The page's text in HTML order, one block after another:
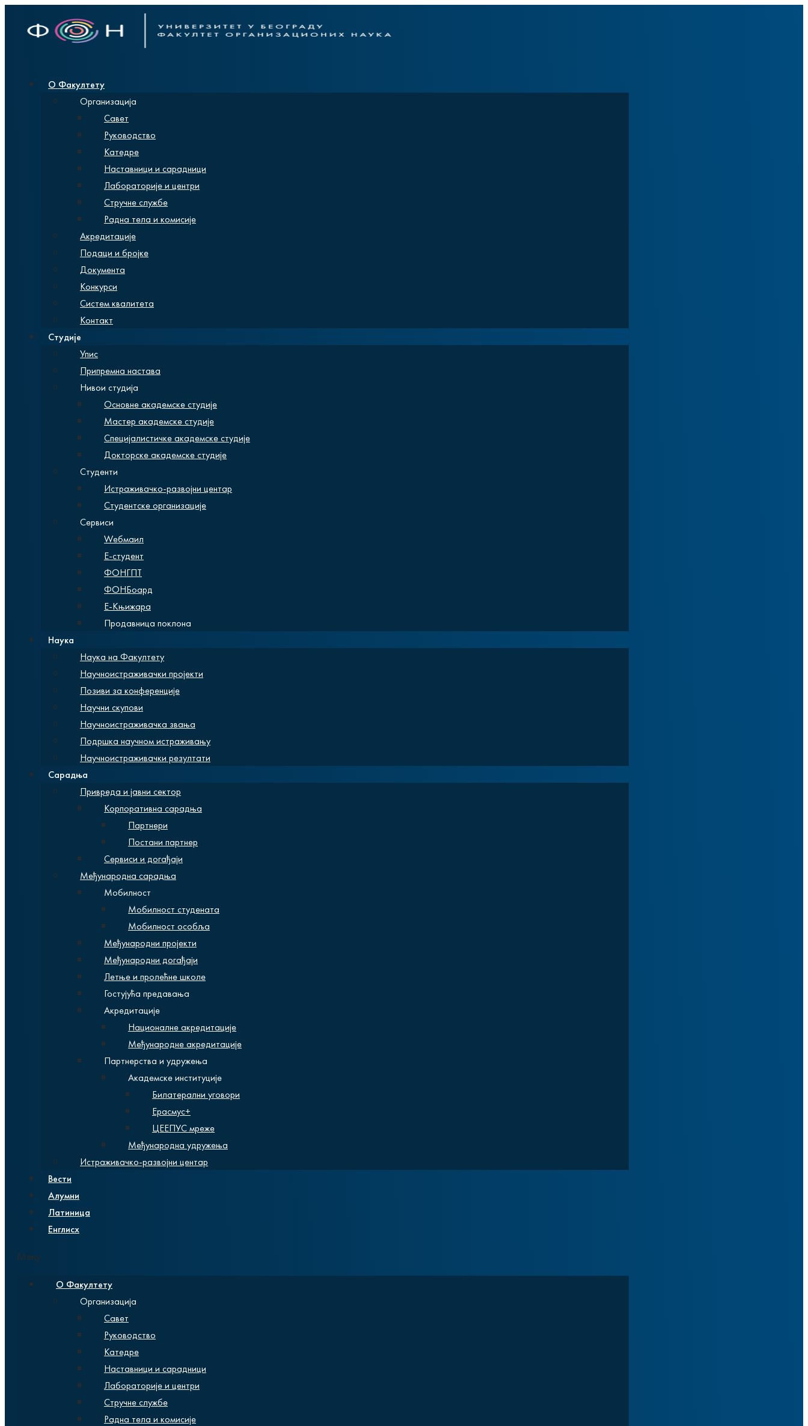
О Факултету
Организација
Савет
Руководство
Катедре
Наставници и сарадници
Лабораторије и центри
Стручне службе
Радна тела и комисије
Акредитације
Подаци и бројке
Документа
Конкурси
Систем квалитета
Контакт
Студије
Упис
Припремна настава
Нивои студија
Основне академске студије
Мастер академске студије
Специјалистичке академске студије
Докторске академске студије
Студенти
Истраживачко-развојни центар
Студентске организације
Сервиси
Wебмаил
Е-студент
ФОНГПТ
ФОНБоард
Е-Књижара
Продавница поклона
Наука
Наука на Факултету
Научноистраживачки пројекти
Позиви за конференције
Научни скупови
Научноистраживачка звања
Подршка научном истраживању
Научноистраживачки резултати
Сарадња
Привреда и јавни сектор
Корпоративна сарадња
Партнери
Постани партнер
Сервиси и догађаји
Међународна сарадња
Мобилност
Мобилност студената
Мобилност особља
Међународни пројекти
Међународни догађаји
Летње и пролећне школе
Гостујућа предавања
Акредитације
Националне акредитације
Међународне акредитације
Партнерства и удружења
Академске институције
Билатерални уговори
Ерасмус+
ЦЕЕПУС мреже
Међународна удружења
Истраживачко-развојни центар
Вести
Алумни
Латиница
Енглисх
Мену
О Факултету
Организација
Савет
Руководство
Катедре
Наставници и сарадници
Лабораторије и центри
Стручне службе
Радна тела и комисије